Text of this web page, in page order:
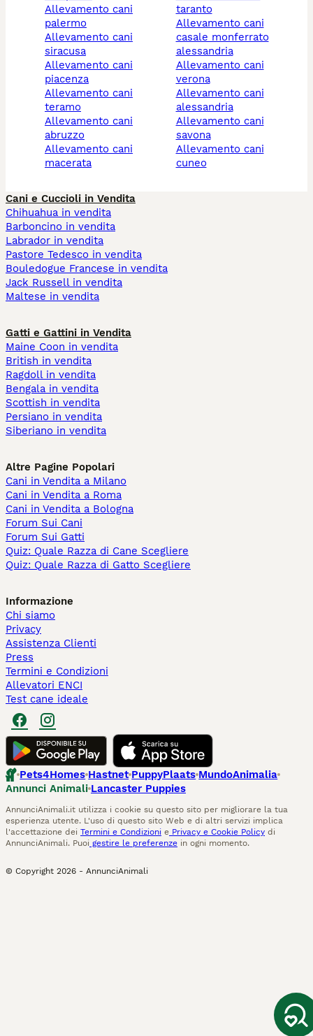
allevamento cani
palermo
allevamento cani
siracusa
allevamento cani
piacenza
allevamento cani
teramo
allevamento cani
abruzzo
allevamento cani
macerata
taranto
allevamento cani
casale monferrato
alessandria
allevamento cani
verona
allevamento cani
alessandria
allevamento cani
savona
allevamento cani
cuneo
Cani e Cuccioli in Vendita
Chihuahua in vendita
Barboncino in vendita
Labrador in vendita
Pastore Tedesco in vendita
Bouledogue Francese in vendita
Jack Russell in vendita
Maltese in vendita
Gatti e Gattini in Vendita
Maine Coon in vendita
British in vendita
Ragdoll in vendita
Bengala in vendita
Scottish in vendita
Persiano in vendita
Siberiano in vendita
Altre Pagine Popolari
Cani in Vendita a Milano
Cani in Vendita a Roma
Cani in Vendita a Bologna
Forum Sui Cani
Forum Sui Gatti
Quiz: Quale Razza di Cane Scegliere
Quiz: Quale Razza di Gatto Scegliere
Informazione
Chi siamo
Privacy
Assistenza Clienti
Press
Termini e Condizioni
Allevatori ENCI
Test cane ideale
Pets4Homes Hastnet PuppyPlaats MundoAnimalia
Annunci Animali Lancaster Puppies
AnnunciAnimali.it utilizza i cookie su questo sito per migliorare la tua
esperienza utente. L'uso di questo sito Web e di altri servizi implica
l'accettazione dei Termini e Condizioni e Privacy e Cookie Policy di
AnnunciAnimali. Puoi gestire le preferenze in ogni momento.
© Copyright 2026 - AnnunciAnimali